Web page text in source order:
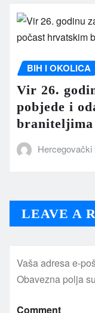
BIH I OKOLICA
Vir 26.
pobjede i
braniteljima
Hercegovački
LEAVE A
Vaša adresa e-
Obavezna polja
Comment